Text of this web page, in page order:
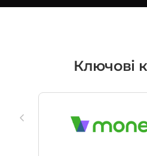
Ключові